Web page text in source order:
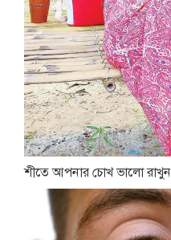
শীতে আপনার চোখ ভালো রাখুন